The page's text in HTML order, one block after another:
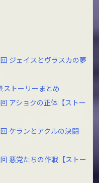
ジェイスとヴラスカの夢
ストーリーまとめ
アショクの正体【ストー
ケランとアクルの決闘
悪党たちの作戦【ストー